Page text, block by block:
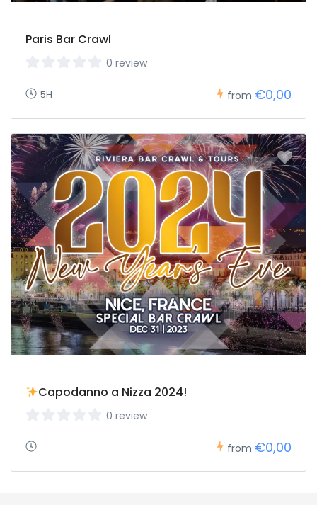
Paris Bar Crawl
0 review
5H from €0,00
Capodanno a Nizza 2024!
0 review
from €0,00